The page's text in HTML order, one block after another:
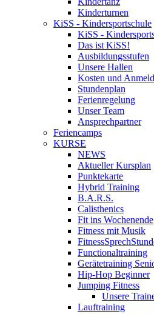
Kinderturnen
KiSS - Kindersportschule
KiSS -
Das ist KiSS!
Ausbildungsstufen
Unsere Hallen
Kosten und
Stundenplan
Ferienregelung
Unser Team
Ansprechpartner
Feriencamps
KURSE
NEWS
Aktueller Kursplan
Punktekarte
Hybrid Training
B.A.R.S.
Calisthenics
Fit ins Wochenende
Fitness mit Musik
Functionaltraining
Gerätetraining
Hip-Hop Beginner
Jumping Fitness
Unsere
Lauftraining